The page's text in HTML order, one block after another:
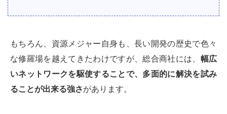
もちろん、資源メジャー自身も、長い開発の歴史で色々
な修羅場を越えてきたわけですが、総合商社には、 幅広
いネットワークを駆使することで、多面的に解決を試み
ることが出来る強さがあります。